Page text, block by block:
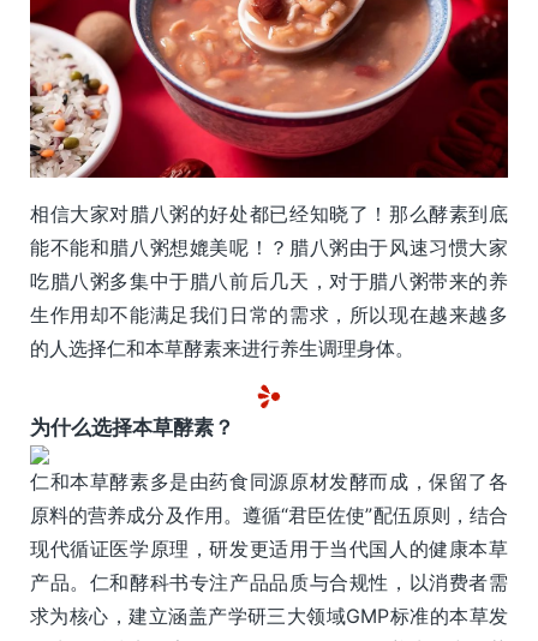
相信大家对腊八粥的好处都已经知晓了！那么酵素到底
能不能和腊八粥想媲美呢！？腊八粥由于风速习惯大家
吃腊八粥多集中于腊八前后几天，对于腊八粥带来的养
生作用却不能满足我们日常的需求，所以现在越来越多
的人选择仁和本草酵素来进行养生调理身体。
为什么选择本草酵素？
仁和本草酵素多是由药食同源原材发酵而成，保留了各
原料的营养成分及作用。遵循“君臣佐使”配伍原则，结合
现代循证医学原理，研发更适用于当代国人的健康本草
产品。仁和酵科书专注产品品质与合规性，以消费者需
求为核心，建立涵盖产学研三大领域GMP标准的本草发